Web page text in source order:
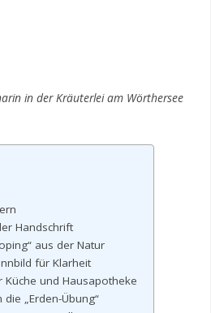
in der Kräuterlei am Wörthersee
Handschrift
aus der Natur
für Klarheit
Küche und Hausapotheke
„Erden-Übung“